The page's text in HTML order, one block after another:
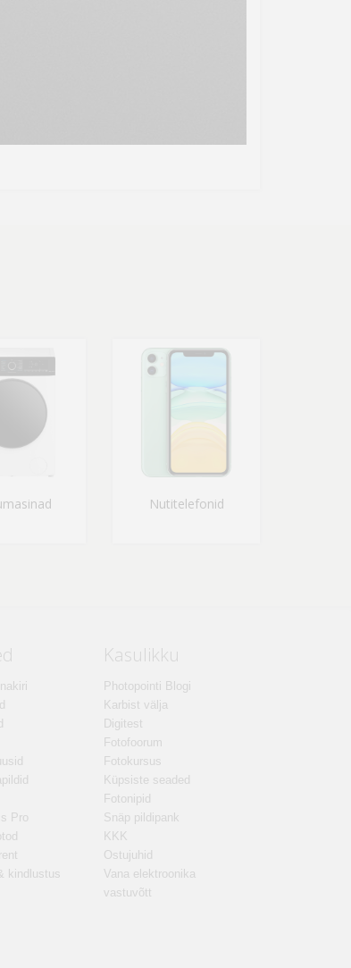
Nutitelefonid
Pro
kindlustus
Kasulikku
Photopointi Blogi
Karbist välja
Digitest
Fotofoorum
Fotokursus
Küpsiste seaded
Fotonipid
Snäp pildipank
KKK
Ostujuhid
Vana elektroonika
vastuvõtt